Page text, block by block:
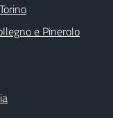
e Pinerolo